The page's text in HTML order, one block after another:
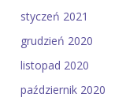
styczeń 2021
grudzień 2020
listopad 2020
październik 2020